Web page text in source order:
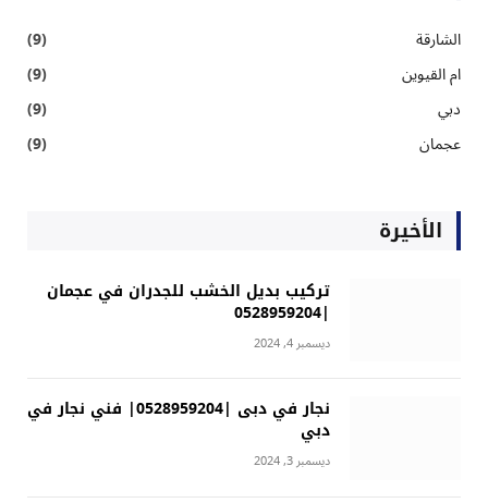
الشارقة
(9)
ام القيوين
(9)
دبي
(9)
عجمان
(9)
الأخيرة
تركيب بديل الخشب للجدران في عجمان
|0528959204
ديسمبر 4, 2024
نجار في دبى |0528959204| فني نجار في
دبي
ديسمبر 3, 2024